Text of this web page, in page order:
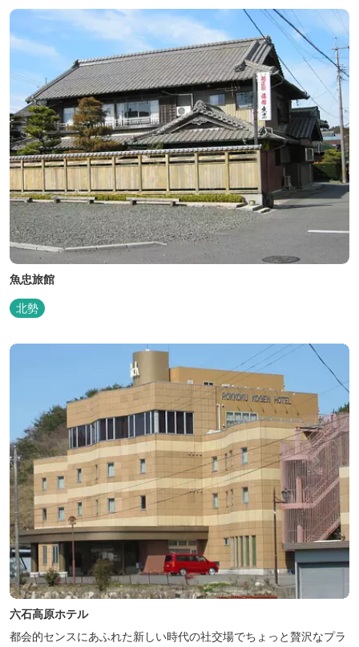
魚忠旅館
北勢
六石高原ホテル
都会的センスにあふれた新しい時代の社交場でちょっと贅沢なプラ